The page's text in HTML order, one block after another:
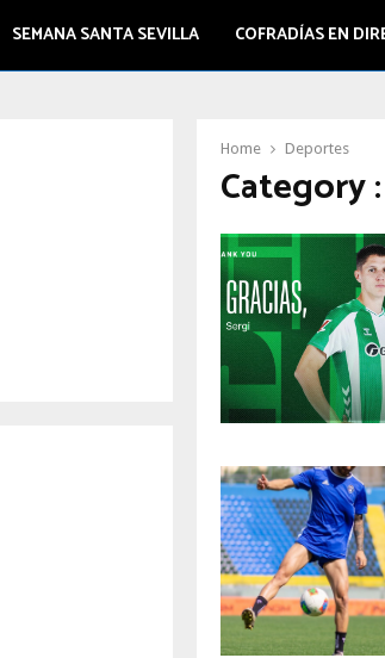
SEMANA SANTA SEVILLA COFRADÍAS EN
Home Deportes
Category